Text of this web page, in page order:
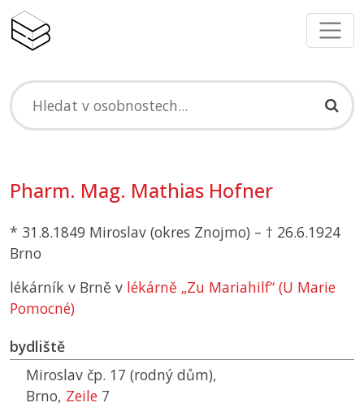
Pharm. Mag. Mathias Hofner
* 31.8.1849 Miroslav (okres Znojmo) – † 26.6.1924
Brno
lékárník v Brně v lékárně „Zu Mariahilf“ (U Marie
Pomocné)
bydliště
Miroslav čp. 17 (rodný dům),
Brno, Zeile 7